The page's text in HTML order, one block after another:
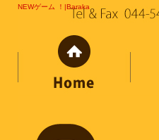
NEWゲーム ！|Baraka